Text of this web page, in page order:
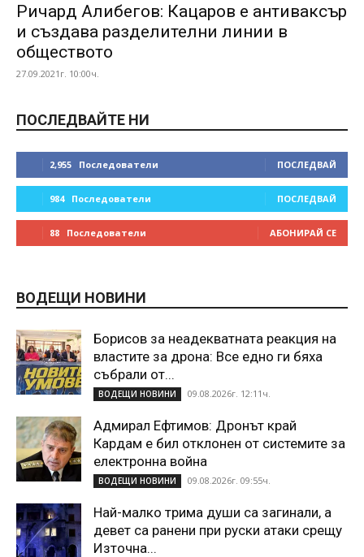
Ричард Алибегов: Кацаров е антиваксър
и създава разделителни линии в
обществото
27.09.2021г. 10:00ч.
ПОСЛЕДВАЙТЕ НИ
2,955 Последователи ПОСЛЕДВАЙ
984 Последователи ПОСЛЕДВАЙ
88 Последователи АБОНИРАЙ СЕ
ВОДЕЩИ НОВИНИ
Борисов за неадекватната реакция на
властите за дрона: Все едно ги бяха
събрали от...
ВОДЕЩИ НОВИНИ 09.08.2026г. 12:11ч.
Адмирал Ефтимов: Дронът край
Кардам е бил отклонен от системите за
електронна война
ВОДЕЩИ НОВИНИ 09.08.2026г. 09:55ч.
Най-малко трима души са загинали, а
девет са ранени при руски атаки срещу
Източна...